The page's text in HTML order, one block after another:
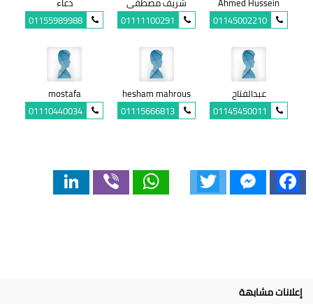
01145002210
01111100291
01155989988
عبدالفتاح
01145450011
hesham mahrous
01115666813
mostafa
01110440034
Facebook
Messenger
WhatsApp
إعلانات مشابهة